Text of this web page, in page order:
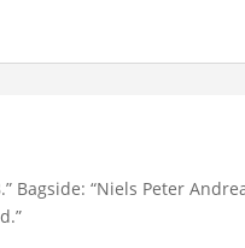
Bagside: “Niels Peter